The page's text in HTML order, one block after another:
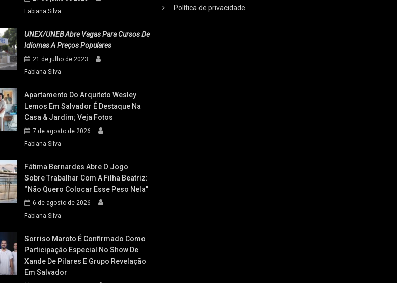
Fabiana Silva
UNEX/UNEB Abre Vagas Para Cursos De
Idiomas A Preços Populares
21 de julho de 2023
Fabiana Silva
Apartamento Do Arquiteto Wesley
Lemos Em Salvador É Destaque Na
Casa & Jardim; Veja Fotos
7 de agosto de 2026
Fabiana Silva
Fátima Bernardes Abre O Jogo
Sobre Trabalhar Com A Filha Beatriz:
“Não Quero Colocar Esse Peso Nela”
6 de agosto de 2026
Fabiana Silva
Sorriso Maroto É Confirmado Como
Participação Especial No Show De
Xande De Pilares E Grupo Revelação
Em Salvador
Política de privacidade